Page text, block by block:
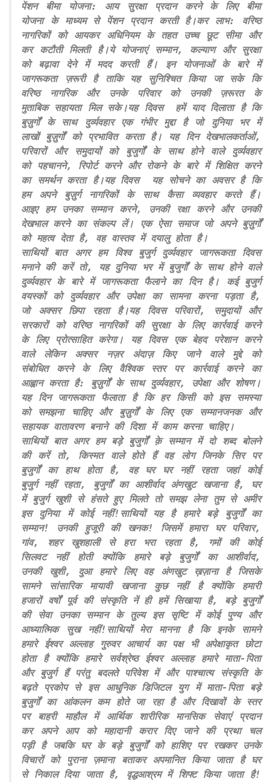
पेंशन बीमा योजना: आय सुरक्षा प्रदान करने के लिए बीमा
योजना के माध्यम से पेंशन प्रदान करती है।कर लाभ: वरिष्ठ
नागरिकों को आयकर अधिनियम के तहत उच्च छूट सीमा और
कर कटौती मिलती है।ये योजनाएं सम्मान, कल्याण और सुरक्षा
को बढ़ावा देने में मदद करती हैं। इन योजनाओं के बारे में
जागरूकता ज़रूरी है ताकि यह सुनिश्चित किया जा सके कि
वरिष्ठ नागरिक और उनके परिवार को उनकी ज़रूरत के
मुताबिक सहायता मिल सके।यह दिवस हमें याद दिलाता है कि
बुज़ुर्गों के साथ दुर्व्यवहार एक गंभीर मुद्दा है जो दुनिया भर में
लाखों बुज़ुर्गों को प्रभावित करता है। यह दिन देखभालकर्ताओं,
परिवारों और समुदायों को बुजुर्गों के साथ होने वाले दुर्व्यवहार
को पहचानने, रिपोर्ट करने और रोकने के बारे में शिक्षित करने
का समर्थन करता है।यह दिवस यह सोचने का अवसर है कि
हम अपने बुज़ुर्ग नागरिकों के साथ कैसा व्यवहार करते हैं।
आइए हम उनका सम्मान करने, उनकी रक्षा करने और उनकी
देखभाल करने का संकल्प लें। एक ऐसा समाज जो अपने बुज़ुर्गों
को महत्व देता है, वह वास्तव में दयालु होता है।
साथियों बात अगर हम विश्व बुजुर्ग दुर्व्यवहार जागरूकता दिवस
मनाने की करें तो, यह दुनिया भर में बुजुर्गों के साथ होने वाले
दुर्व्यवहार के बारे में जागरूकता फैलाने का दिन है। कई बुजुर्ग
वयस्कों को दुर्व्यवहार और उपेक्षा का सामना करना पड़ता है,
जो अक्सर छिपा रहता है।यह दिवस परिवारों, समुदायों और
सरकारों को वरिष्ठ नागरिकों की सुरक्षा के लिए कार्रवाई करने
के लिए प्रोत्साहित करेगा। यह दिवस एक बेहद परेशान करने
वाले लेकिन अक्सर नज़र अंदाज़ किए जाने वाले मुद्दे को
संबोधित करने के लिए वैश्विक स्तर पर कार्रवाई करने का
आह्वान करता है: बुज़ुर्गों के साथ दुर्व्यवहार, उपेक्षा और शोषण।
यह दिन जागरूकता फैलाता है कि हर किसी को इस समस्या
को समझना चाहिए और बुज़ुर्गों के लिए एक सम्मानजनक और
सहायक वातावरण बनाने की दिशा में काम करना चाहिए।
साथियों बात अगर हम बड़े बुजुर्गों क़े सम्मान में दो शब्द बोलने
की करें तो, किस्मत वाले होते हैं वह लोग जिनके सिर पर
बुजुर्गों का हाथ होता है, वह घर घर नहीं रहता जहां कोई
बुजुर्ग नहीं रहता, बुजुर्गों का आशीर्वाद अंणखुट खजाना है, घर
में बुजुर्ग खुशी से हंसते हुए मिलते तो समझ लेना तुम से अमीर
इस दुनिया में कोई नहीं!साथियों यह है हमारे बड़े बुजुर्गों का
सम्मान! उनकी हुजूरी की खनक! जिसमें हमारा घर परिवार,
गांव, शहर खुशहाली से हरा भरा रहता है, गमों की कोई
सिलवट नहीं होती क्योंकि हमारे बड़े बुजुर्गों का आशीर्वाद,
उनकी खुशी, दुआ हमारे लिए वह अंणखुट ख़ज़ाना है जिसके
सामने सांसारिक मायावी खजाना कुछ नहीं है क्योंकि हमारी
हजारों वर्षों पूर्व की संस्कृति नें ही हमें सिखाया है, बड़े बुजुर्गों
की सेवा उनका सम्मान के तुल्य इस सृष्टि में कोई पुण्य और
आध्यात्मिक सुख नहीं!साथियों मेरा मानना है कि इनके सामने
हमारे ईश्वर अल्लाह गुरुवर आचार्य का पक्ष भी अपेक्षाकृत छोटा
होता है क्योंकि हमारे सर्वश्रेष्ठ ईश्वर अल्लाह हमारे माता-पिता
और बुजुर्ग हैं परंतु बदलते परिवेश में और पाश्चात्य संस्कृति के
बढ़ते प्रकोप से इस आधुनिक डिजिटल युग में माता-पिता बड़े
बुजुर्गों का आंकलन कम होते जा रहा है और दिखावों के स्तर
पर बाहरी माहौल में आर्थिक शारीरिक मानसिक सेवाएं प्रदान
कर अपने आप को महादानी करार दिए जाने की प्रथा चल
पड़ी है जबकि घर के बड़े बुजुर्गों को हाशिए पर रखकर उनके
विचारों को पुराना ज़माना बताकर अपमानित किया जाता है घर
से निकाल दिया जाता है, वृद्धआश्रम में शिफ्ट किया जाता है!